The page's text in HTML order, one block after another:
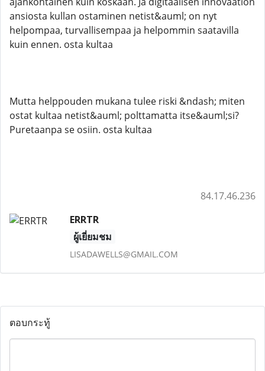
ansiosta kullan ostaminen netist&auml; on nyt
helpompaa, turvallisempaa ja helpommin saatavilla
kuin ennen. osta kultaa
Mutta helppouden mukana tulee riski &ndash; miten
ostat kultaa netist&auml; polttamatta itse&auml;si?
Puretaanpa se osiin. osta kultaa
84.17.46.236
ERRTR
ผู้เยี่ยมชม
LISADAWELLS@GMAIL.COM
ตอบกระทู้